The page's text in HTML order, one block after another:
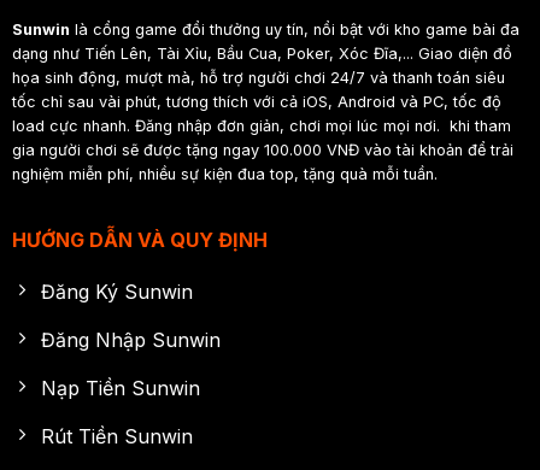
Sunwin là cổng game đổi thưởng uy tín, nổi bật với kho game bài đa
dạng như Tiến Lên, Tài Xỉu, Bầu Cua, Poker, Xóc Đĩa,... Giao diện đồ
họa sinh động, mượt mà, hỗ trợ người chơi 24/7 và thanh toán siêu
tốc chỉ sau vài phút, tương thích với cả iOS, Android và PC, tốc độ
load cực nhanh. Đăng nhập đơn giản, chơi mọi lúc mọi nơi. khi tham
gia người chơi sẽ được tặng ngay 100.000 VNĐ vào tài khoản để trải
nghiệm miễn phí, nhiều sự kiện đua top, tặng quà mỗi tuần.
HƯỚNG DẪN VÀ QUY ĐỊNH
Đăng Ký Sunwin
Đăng Nhập Sunwin
Nạp Tiền Sunwin
Rút Tiền Sunwin